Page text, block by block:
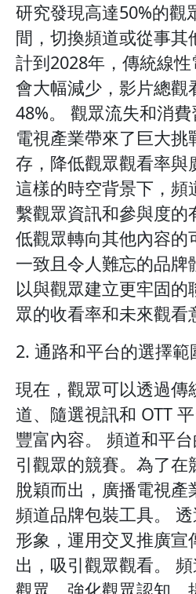
研究發現高達50%的觀
間，切換頻道或從事其
計到2028年，傳統線性
會大幅減少，影片總觀
48%。 觀眾流失和消
電視產業帶來了巨大挑
存，降低觀眾觀看率與
這樣的時空背景下，頻
繫觀眾資訊和參與度的
低觀眾轉向其他內容的
一致且令人難忘的品牌
以與觀眾建立更牢固
眾的收看率和未來觀看
2. 通路和平台的選擇範
現在，觀眾可以透過傳
道、隨選視訊和 OTT
豐富內容。 頻道和平
引觀眾的競賽。為了在
脫穎而出，廣播電視產
頻道品牌包裝工具。
形象，運用交叉推廣宣
出，吸引觀眾觀看。